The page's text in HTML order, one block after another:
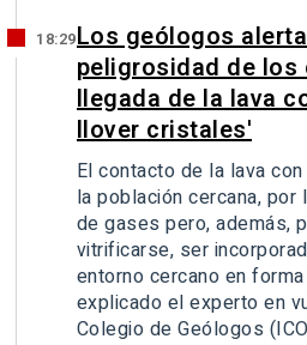
18:29Los geólogos
peligrosidad de los
llegada de la lava
llover cristales'
El contacto de la lava
la población cercana,
de gases pero, además,
vitrificarse, ser
entorno cercano en
explicado el experto en
Colegio de Geólogos